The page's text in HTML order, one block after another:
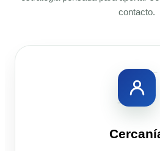
contacto.